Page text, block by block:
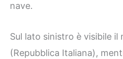
nave.
Sul lato sinistro è visibile il
(Repubblica Italiana),